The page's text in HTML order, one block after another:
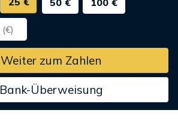
50 € 100 €
Weiter zum Zahlen
Überweisung